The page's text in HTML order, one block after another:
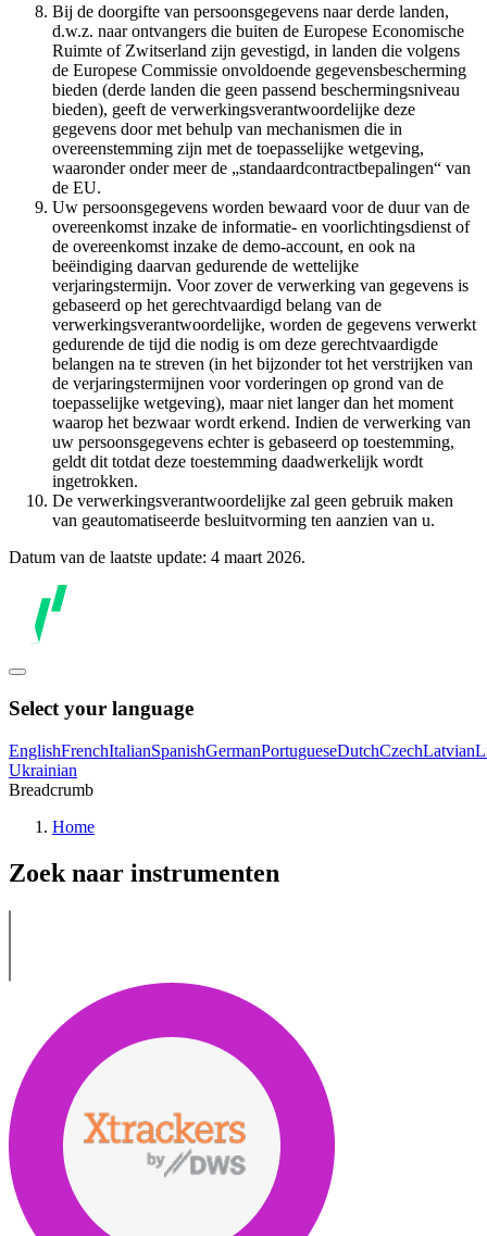
Bij de doorgifte van persoonsgegevens naar derde landen,
d.w.z. naar ontvangers die buiten de Europese Economische
Ruimte of Zwitserland zijn gevestigd, in landen die volgens
de Europese Commissie onvoldoende gegevensbescherming
bieden (derde landen die geen passend beschermingsniveau
bieden), geeft de verwerkingsverantwoordelijke deze
gegevens door met behulp van mechanismen die in
overeenstemming zijn met de toepasselijke wetgeving,
waaronder onder meer de „standaardcontractbepalingen“ van
de EU.
Uw persoonsgegevens worden bewaard voor de duur van de
overeenkomst inzake de informatie- en voorlichtingsdienst of
de overeenkomst inzake de demo-account, en ook na
beëindiging daarvan gedurende de wettelijke
verjaringstermijn. Voor zover de verwerking van gegevens is
gebaseerd op het gerechtvaardigd belang van de
verwerkingsverantwoordelijke, worden de gegevens verwerkt
gedurende de tijd die nodig is om deze gerechtvaardigde
belangen na te streven (in het bijzonder tot het verstrijken van
de verjaringstermijnen voor vorderingen op grond van de
toepasselijke wetgeving), maar niet langer dan het moment
waarop het bezwaar wordt erkend. Indien de verwerking van
uw persoonsgegevens echter is gebaseerd op toestemming,
geldt dit totdat deze toestemming daadwerkelijk wordt
ingetrokken.
De verwerkingsverantwoordelijke zal geen gebruik maken
van geautomatiseerde besluitvorming ten aanzien van u.
Datum van de laatste update: 4 maart 2026.
Select your language
EnglishFrenchItalianSpanishGermanPortugueseDutchCzechLatvian
Ukrainian
Breadcrumb
Home
Zoek naar instrumenten